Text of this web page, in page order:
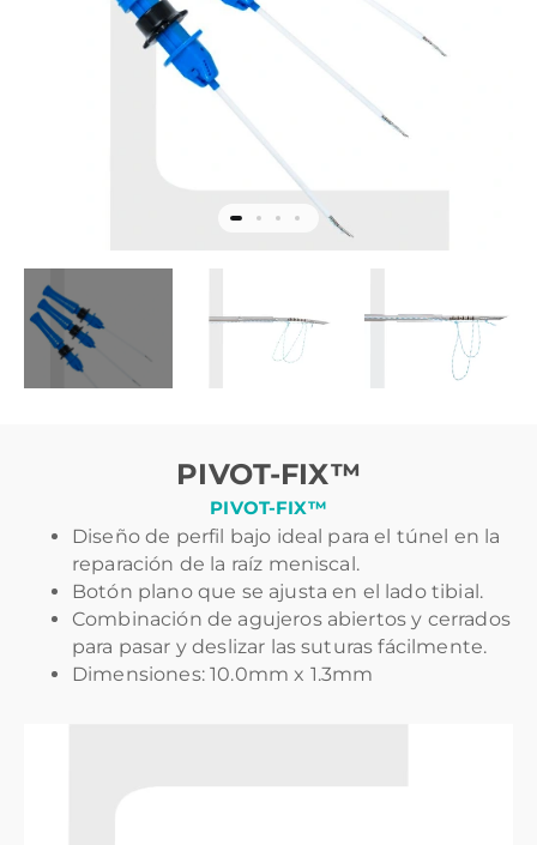
PIVOT-FIX™
PIVOT-FIX™
Diseño de perfil bajo ideal para el túnel en la
reparación de la raíz meniscal.
Botón plano que se ajusta en el lado tibial.
Combinación de agujeros abiertos y cerrados
para pasar y deslizar las suturas fácilmente.
Dimensiones: 10.0mm x 1.3mm